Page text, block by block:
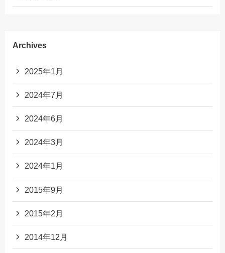
Archives
2025年1月
2024年7月
2024年6月
2024年3月
2024年1月
2015年9月
2015年2月
2014年12月